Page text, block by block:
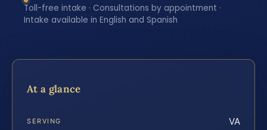
Toll-free intake · Consultations by appointment ·
Intake available in English and Spanish
At a glance
SERVING VA